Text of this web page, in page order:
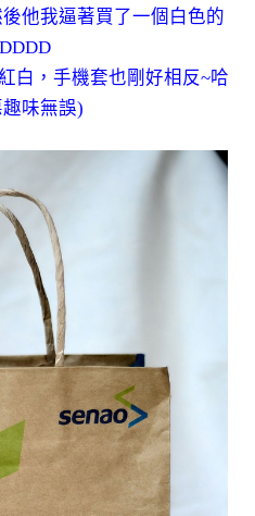
他我逼著買了一個白色的
白，手機套也剛好相反~哈
味無誤)